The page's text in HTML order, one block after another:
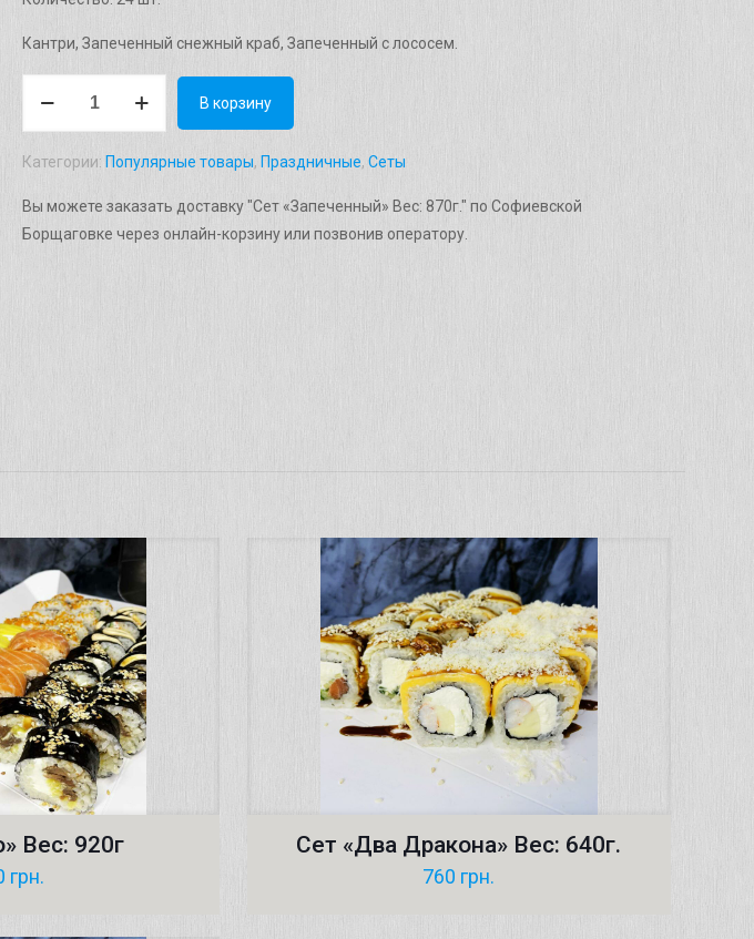
Кантри, Запеченный снежный краб, Запеченный с лососем.
"Запеченный"
Вес:
870г.
В корзину
Категории: Популярные товары, Праздничные, Сеты
Вы можете заказать доставку "Сет «Запеченный» Вес: 870г." по Софиевской
Борщаговке через онлайн-корзину или позвонив оператору.
Вес: 920г
грн.
Сет «Два Дракона» Вес: 640г.
760 грн.